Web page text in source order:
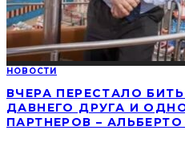
НОВОСТИ
ВЧЕРА ПЕРЕСТАЛО
ДАВНЕГО ДРУГА И
ПАРТНЕРОВ –